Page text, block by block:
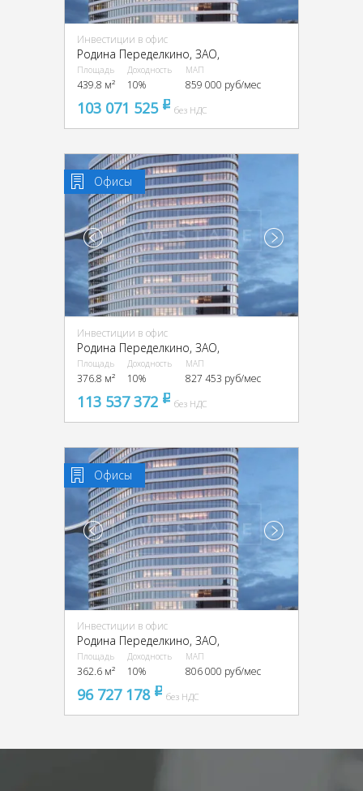
Инвестиции в офис
Родина Переделкино, ЗАО,
Площадь
439.8 м²
Доходность
10%
МАП
859 000 руб/мес
103 071 525 pуббез НДС
Офисы
Инвестиции в офис
Родина Переделкино, ЗАО,
Площадь
376.8 м²
Доходность
10%
МАП
827 453 руб/мес
113 537 372 pуббез НДС
Офисы
Инвестиции в офис
Родина Переделкино, ЗАО,
Площадь
362.6 м²
Доходность
10%
МАП
806 000 руб/мес
96 727 178 pуббез НДС